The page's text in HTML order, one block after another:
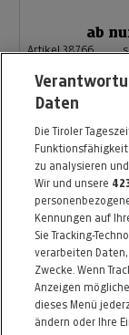
ab
Artikel 38766
Fahrtbereich 2
Corinna
ab
Artikel 38805
Daten
Die Tiroler
zu analysieren
Wir und unsere
Kennungen auf
Sie Tracking-
verarbeiten
Zwecke. Wenn
Anzeigen
dieses Menü
ändern oder Ihre